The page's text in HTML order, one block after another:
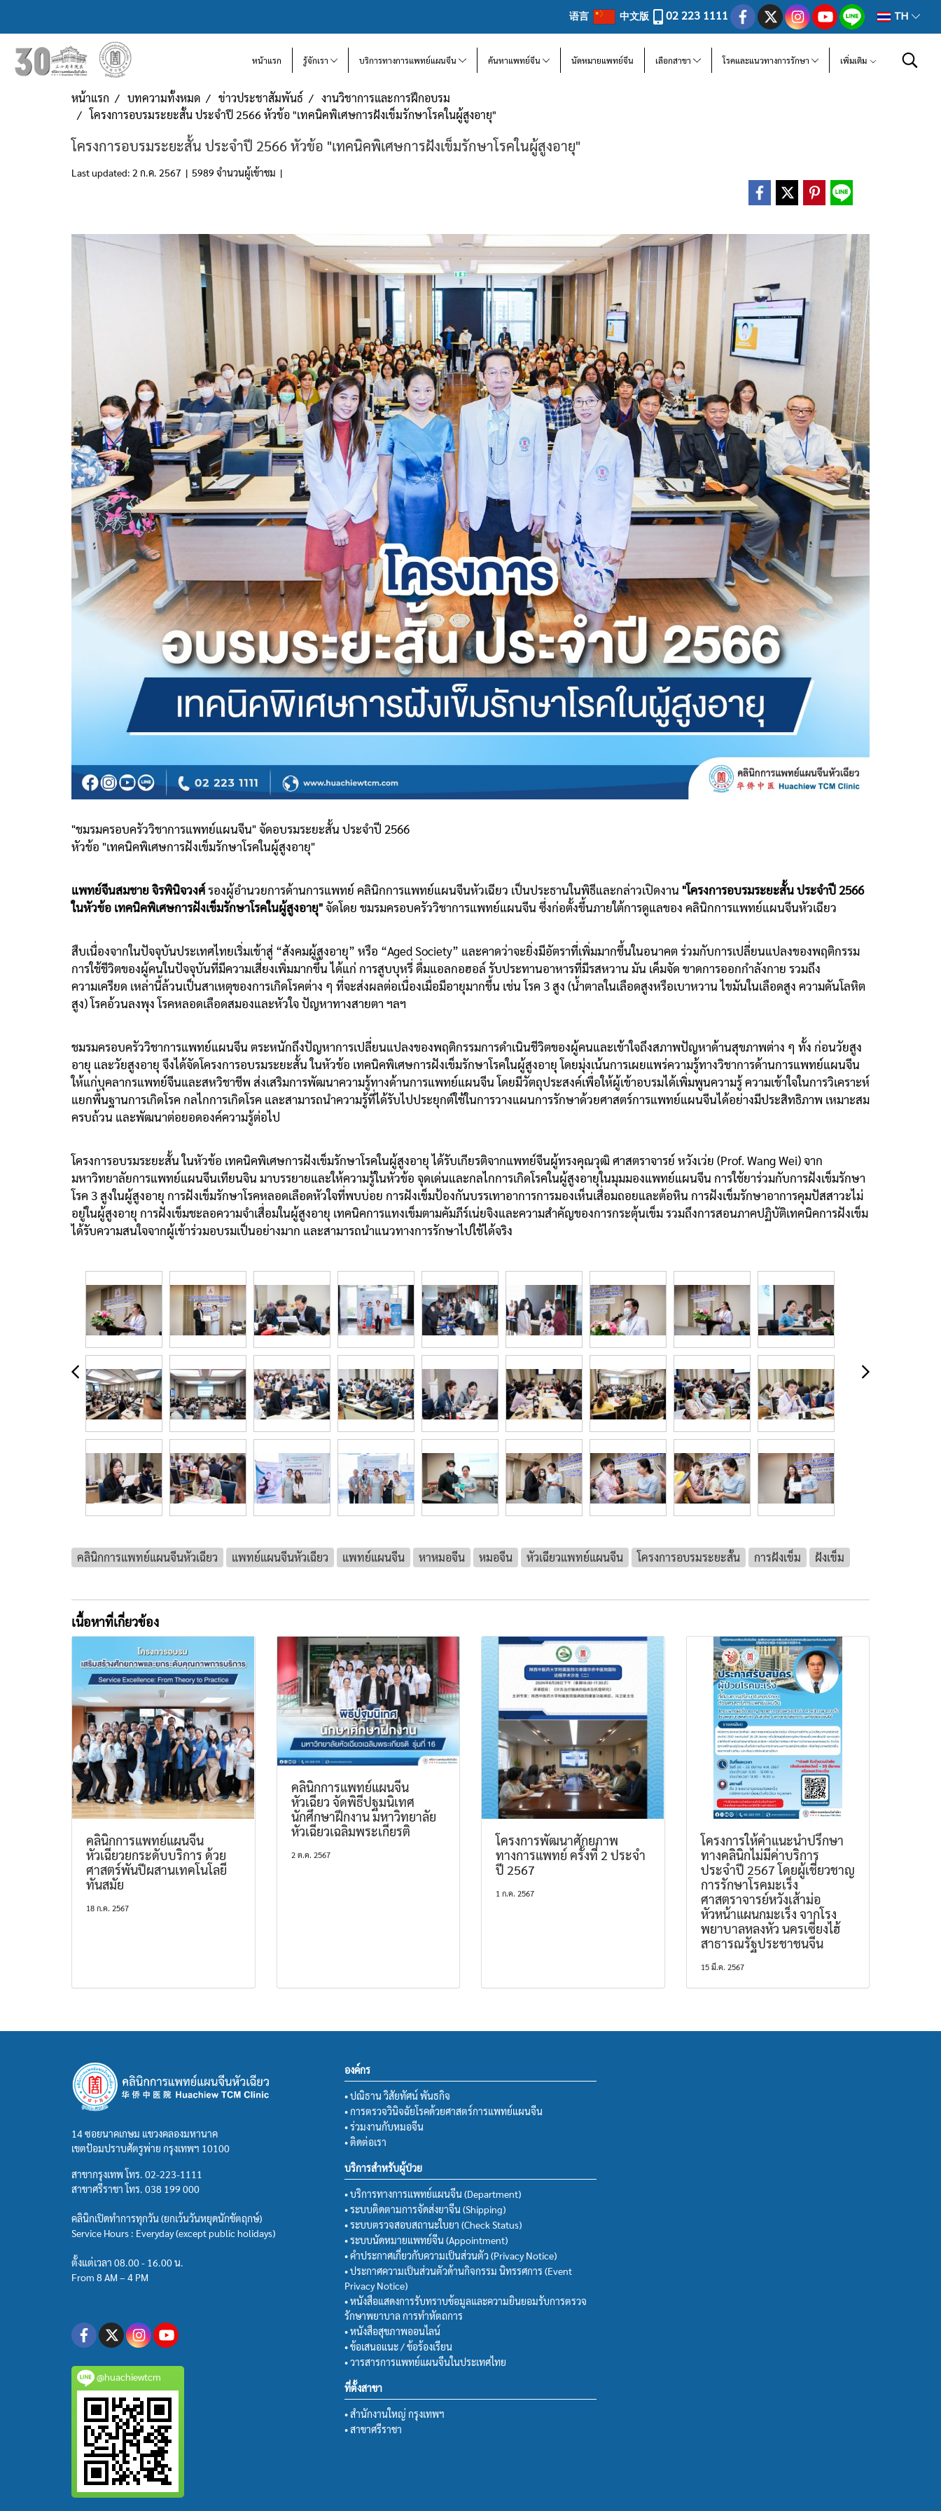
语言 中文版 02 223 1111 TH
หน้าแรก รู้จักเรา บริการทางการแพทย์แผนจีน ค้นหาแพทย์จีน นัดหมายแพทย์จีน เลือกสาขา โรคและแนวทางการรักษา เพิ่มเติม
หน้าแรก บทความทั้งหมด ข่าวประชาสัมพันธ์
งานวิชาการและการฝึกอบรม
โครงการอบรมระยะสั้น ประจำปี 2566 หัวข้อ "เทคนิคพิเศษการฝังเข็มรักษาโรคในผู้สูงอายุ"
โครงการอบรมระยะสั้น ประจำปี 2566 หัวข้อ "เทคนิคพิเศษการฝังเข็มรักษาโรคในผู้สูงอายุ"
Last updated: 2 ก.ค. 2567 | 5989 จำนวนผู้เข้าชม |
"ชมรมครอบครัววิชาการแพทย์แผนจีน" จัดอบรมระยะสั้น ประจำปี 2566
หัวข้อ "เทคนิคพิเศษการฝังเข็มรักษาโรคในผู้สูงอายุ"
แพทย์จีนสมชาย จิรพินิจวงศ์รองผู้อำนวยการด้านการแพทย์ คลินิกการแพทย์แผนจีนหัวเฉียว เป็นประธานในพิธีและกล่าวเปิดงาน "โครงการอบรมระยะสั้น ประจำปี 2566
ในหัวข้อ เทคนิคพิเศษการฝังเข็มรักษาโรคในผู้สูงอายุ"จัดโดย ชมรมครอบครัววิชาการแพทย์แผนจีน ซึ่งก่อตั้งขึ้นภายใต้การดูแลของ คลินิกการแพทย์แผนจีนหัวเฉียว
สืบเนื่องจากในปัจจุบันประเทศไทยเริ่มเข้าสู่ “สังคมผู้สูงอายุ” หรือ “Aged Society” และคาดว่าจะยิ่งมีอัตราที่เพิ่มมากขึ้นในอนาคต ร่วมกับการเปลี่ยนแปลงของพฤติกรรม
การใช้ชีวิตของผู้คนในปัจจุบันที่มีความเสี่ยงเพิ่มมากขึ้น ได้แก่ การสูบบุหรี่ ดื่มแอลกอฮอล์ รับประทานอาหารที่มีรสหวาน มัน เค็มจัด ขาดการออกกำลังกาย รวมถึง
ความเครียด เหล่านี้ล้วนเป็นสาเหตุของการเกิดโรคต่าง ๆ ที่จะส่งผลต่อเนื่องเมื่อมีอายุมากขึ้น เช่น โรค 3 สูง (น้ำตาลในเลือดสูงหรือเบาหวาน ไขมันในเลือดสูง ความดันโลหิต
สูง) โรคอ้วนลงพุง โรคหลอดเลือดสมองและหัวใจ ปัญหาทางสายตา ฯลฯ
ชมรมครอบครัววิชาการแพทย์แผนจีน ตระหนักถึงปัญหาการเปลี่ยนแปลงของพฤติกรรมการดำเนินชีวิตของผู้คนและเข้าใจถึงสภาพปัญหาด้านสุขภาพต่าง ๆ ทั้ง ก่อนวัยสูง
อายุ และวัยสูงอายุ จึงได้จัดโครงการอบรมระยะสั้น ในหัวข้อ เทคนิคพิเศษการฝังเข็มรักษาโรคในผู้สูงอายุ โดยมุ่งเน้นการเผยแพร่ความรู้ทางวิชาการด้านการแพทย์แผนจีน
ให้แก่บุคลากรแพทย์จีนและสหวิชาชีพ ส่งเสริมการพัฒนาความรู้ทางด้านการแพทย์แผนจีน โดยมีวัตถุประสงค์เพื่อให้ผู้เข้าอบรมได้เพิ่มพูนความรู้ ความเข้าใจในการวิเคราะห์
แยกพื้นฐานการเกิดโรค กลไกการเกิดโรค และสามารถนำความรู้ที่ได้รับไปประยุกต์ใช้ในการวางแผนการรักษาด้วยศาสตร์การแพทย์แผนจีนได้อย่างมีประสิทธิภาพ เหมาะสม
ครบถ้วน และพัฒนาต่อยอดองค์ความรู้ต่อไป
โครงการอบรมระยะสั้น ในหัวข้อ เทคนิคพิเศษการฝังเข็มรักษาโรคในผู้สูงอายุ ได้รับเกียรติจากแพทย์จีนผู้ทรงคุณวุฒิ ศาสตราจารย์ หวังเว่ย (Prof. Wang Wei) จาก
มหาวิทยาลัยการแพทย์แผนจีนเทียนจิน มาบรรยายและให้ความรู้ในหัวข้อ จุดเด่นและกลไกการเกิดโรคในผู้สูงอายุในมุมมองแพทย์แผนจีน การใช้ยาร่วมกับการฝังเข็มรักษา
โรค 3 สูงในผู้สูงอายุ การฝังเข็มรักษาโรคหลอดเลือดหัวใจที่พบบ่อย การฝังเข็มป้องกันบรรเทาอาการการมองเห็นเสื่อมถอยและต้อหิน การฝังเข็มรักษาอาการคุมปัสสาวะไม่
อยู่ในผู้สูงอายุ การฝังเข็มชะลอความจำเสื่อมในผู้สูงอายุ เทคนิคการแทงเข็มตามคัมภีร์เน่ยจิงและความสำคัญของการกระตุ้นเข็ม รวมถึงการสอนภาคปฏิบัติเทคนิคการฝังเข็ม
ได้รับความสนใจจากผู้เข้าร่วมอบรมเป็นอย่างมาก และสามารถนำแนวทางการรักษาไปใช้ได้จริง
คลินิกการแพทย์แผนจีนหัวเฉียว แพทย์แผนจีนหัวเฉียว แพทย์แผนจีน หาหมอจีน หมอจีน หัวเฉียวแพทย์แผนจีน โครงการอบรมระยะสั้น การฝังเข็ม ฝังเข็ม
เนื้อหาที่เกี่ยวข้อง
คลินิกการแพทย์แผนจีน
หัวเฉียวยกระดับบริการ ด้วย
ศาสตร์พันปีผสานเทคโนโลยี
ทันสมัย
18 ก.ค. 2567
คลินิกการแพทย์แผนจีน
หัวเฉียว จัดพิธีปฐมนิเทศ
นักศึกษาฝึกงาน มหาวิทยาลัย
หัวเฉียวเฉลิมพระเกียรติ
2 ต.ค. 2567
โครงการพัฒนาศักยภาพ
ทางการแพทย์ ครั้งที่ 2 ประจำ
ปี 2567
1 ก.ค. 2567
โครงการให้คำแนะนำปรึกษา
ทางคลินิกไม่มีค่าบริการ
ประจำปี 2567 โดยผู้เชี่ยวชาญ
การรักษาโรคมะเร็ง
ศาสตราจารย์หวังเส้าม่อ
หัวหน้าแผนกมะเร็ง จากโรง
พยาบาลหลงหัว นครเซี่ยงไฮ้
สาธารณรัฐประชาชนจีน
15 มี.ค. 2567
14 ซอยนาคเกษม แขวงคลองมหานาค
เขตป้อมปราบศัตรูพ่าย กรุงเทพฯ 10100
สาขากรุงเทพ โทร. 02-223-1111
สาขาศรีราชา โทร. 038 199 000
คลินิกเปิดทำการทุกวัน (ยกเว้นวันหยุดนักขัตฤกษ์)
Service Hours : Everyday (except public holidays)
ตั้งแต่เวลา 08.00 - 16.00 น.
From 8 AM – 4 PM
@huachiewtcm
องค์กร
• ปณิธาน วิสัยทัศน์ พันธกิจ
• การตรวจวินิจฉัยโรคด้วยศาสตร์การแพทย์แผนจีน
• ร่วมงานกับหมอจีน
• ติดต่อเรา
บริการสำหรับผู้ป่วย
• บริการทางการแพทย์แผนจีน (Department)
• ระบบติดตามการจัดส่งยาจีน (Shipping)
• ระบบตรวจสอบสถานะใบยา (Check Status)
• ระบบนัดหมายแพทย์จีน (Appointment)
• คำประกาศเกี่ยวกับความเป็นส่วนตัว (Privacy Notice)
• ประกาศความเป็นส่วนตัวด้านกิจกรรม นิทรรศการ (Event
Privacy Notice)
• หนังสือแสดงการรับทราบข้อมูลและความยินยอมรับการตรวจ
รักษาพยาบาล การทำหัตถการ
• หนังสือสุขภาพออนไลน์
• ข้อเสนอแนะ / ข้อร้องเรียน
• วารสารการแพทย์แผนจีนในประเทศไทย
ที่ตั้งสาขา
• สำนักงานใหญ่ กรุงเทพฯ
• สาขาศรีราชา